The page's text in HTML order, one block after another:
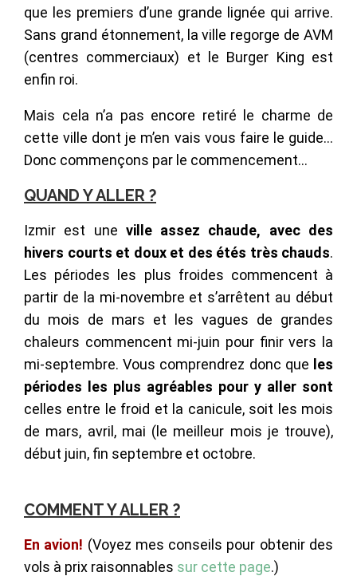
que les premiers d’une grande lignée qui arrive.
Sans grand étonnement, la ville regorge de AVM
(centres commerciaux) et le Burger King est
enfin roi.
Mais cela n’a pas encore retiré le charme de
cette ville dont je m’en vais vous faire le guide…
Donc commençons par le commencement…
QUAND Y ALLER ?
Izmir est une ville assez chaude, avec des
hivers courts et doux et des étés très chauds.
Les périodes les plus froides commencent à
partir de la mi-novembre et s’arrêtent au début
du mois de mars et les vagues de grandes
chaleurs commencent mi-juin pour finir vers la
mi-septembre. Vous comprendrez donc que les
périodes les plus agréables pour y aller sont
celles entre le froid et la canicule, soit les mois
de mars, avril, mai (le meilleur mois je trouve),
début juin, fin septembre et octobre.
COMMENT Y ALLER ?
En avion! (Voyez mes conseils pour obtenir des
vols à prix raisonnables sur cette page.)